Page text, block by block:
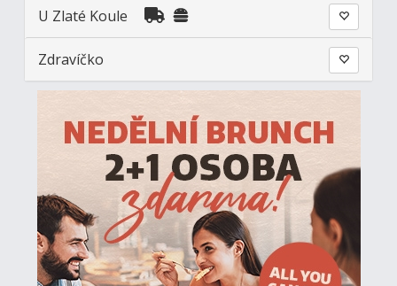
U Zlaté Koule
Zdravíčko